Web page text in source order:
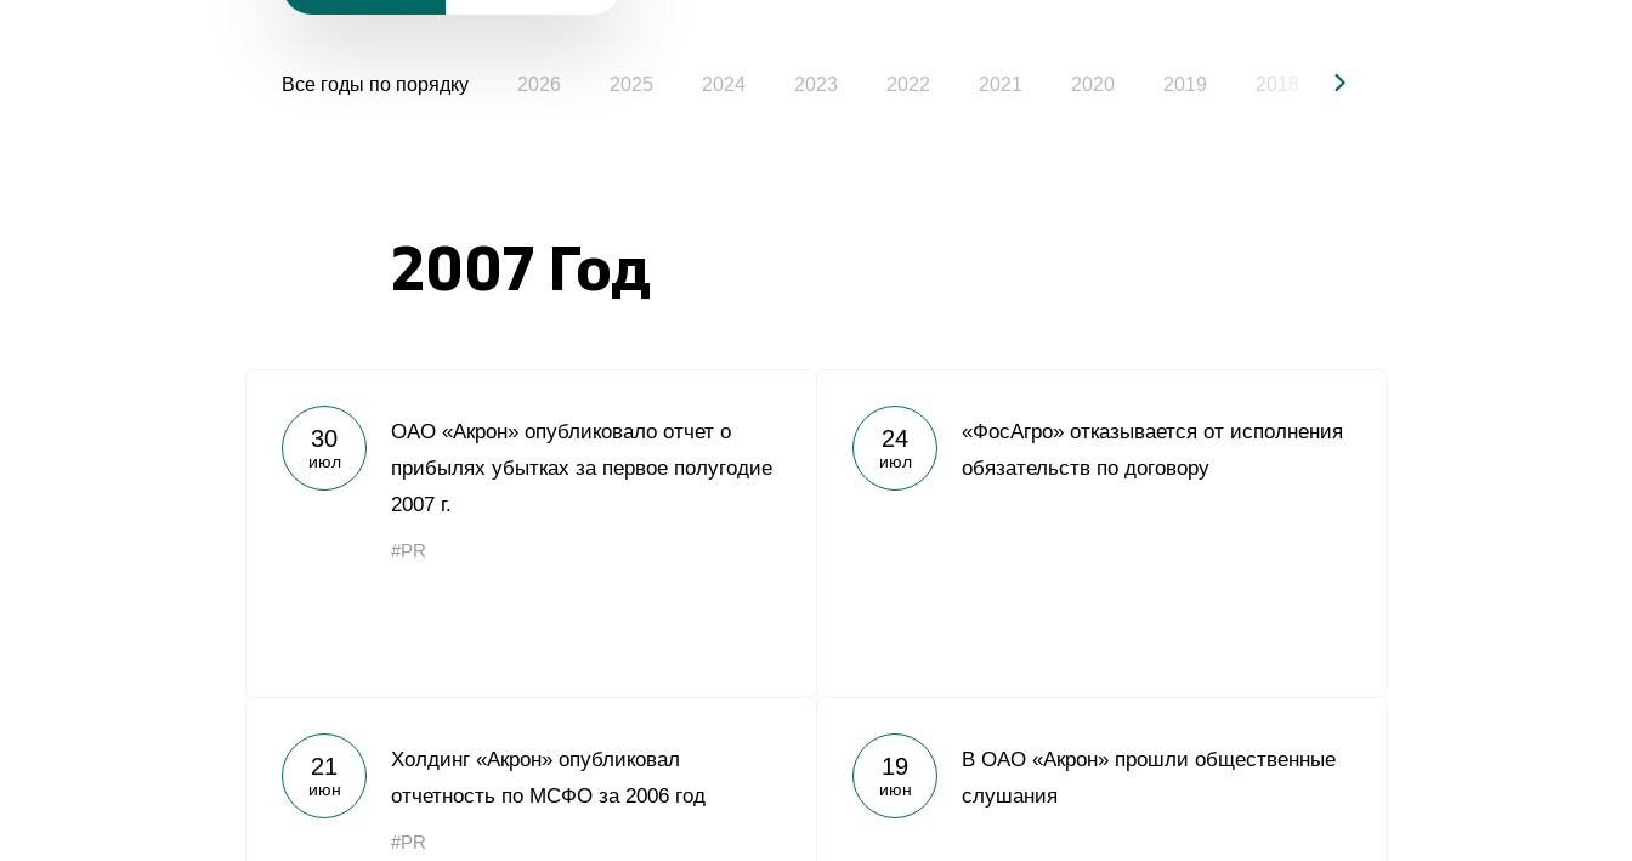
Все годы по порядку 2026 2025 2024 2023 2022 2021 2020 2019 2018
2007 Год
30
июл
ОАО «Акрон» опубликовало отчет о
прибылях убытках за первое полугодие
2007 г.
#PR
24
июл
«ФосАгро» отказывается от исполнения
обязательств по договору
21
июн
Холдинг «Акрон» опубликовал
отчетность по МСФО за 2006 год
#PR
19
июн
В ОАО «Акрон» прошли общественные
слушания